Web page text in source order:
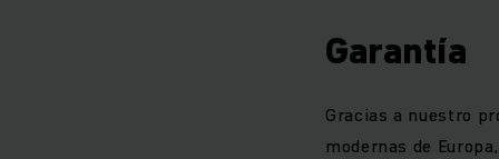
Garantía
Gracias a nuestro
modernas de